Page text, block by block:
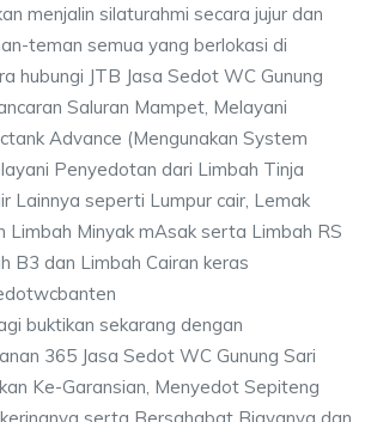
menjalin silaturahmi secara jujur dan
teman semua yang berlokasi di
hubungi JTB Jasa Sedot WC Gunung
Saluran Mampet, Melayani
Advance (Mengunakan System
Penyedotan dari Limbah Tinja
Lainnya seperti Lumpur cair, Lemak
Limbah Minyak mAsak serta Limbah RS
B3 dan Limbah Cairan keras
buktikan sekarang dengan
365 Jasa Sedot WC Gunung Sari
Ke-Garansian, Menyedot Sepiteng
serta Bersahabat Biayanya dan